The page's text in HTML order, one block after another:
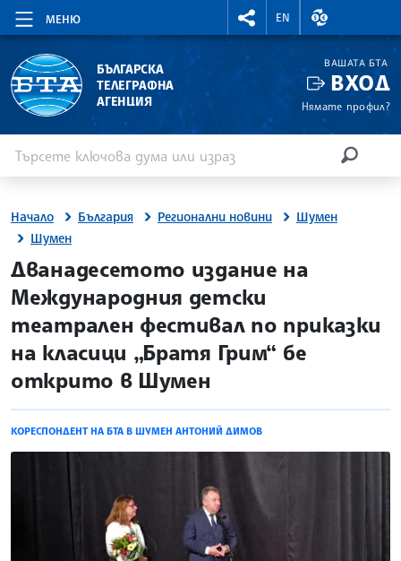
МЕНЮ
RIGHTMENU.SOCIAL
EN
ВАЛУТНИ
БЪЛГАРСКА
ТЕЛЕГРАФНА
АГЕНЦИЯ
ВАШАТА БТА
ВХОД
Нямате профил?
Начало България Регионални новини
Шумен
Шумен
site.bta
Дванадесетото издание на
Международния детски
театрален фестивал по приказки
на класици „Братя Грим“ бе
открито в Шумен
КОРЕСПОНДЕНТ НА БТА В ШУМЕН АНТОНИЙ ДИМОВ